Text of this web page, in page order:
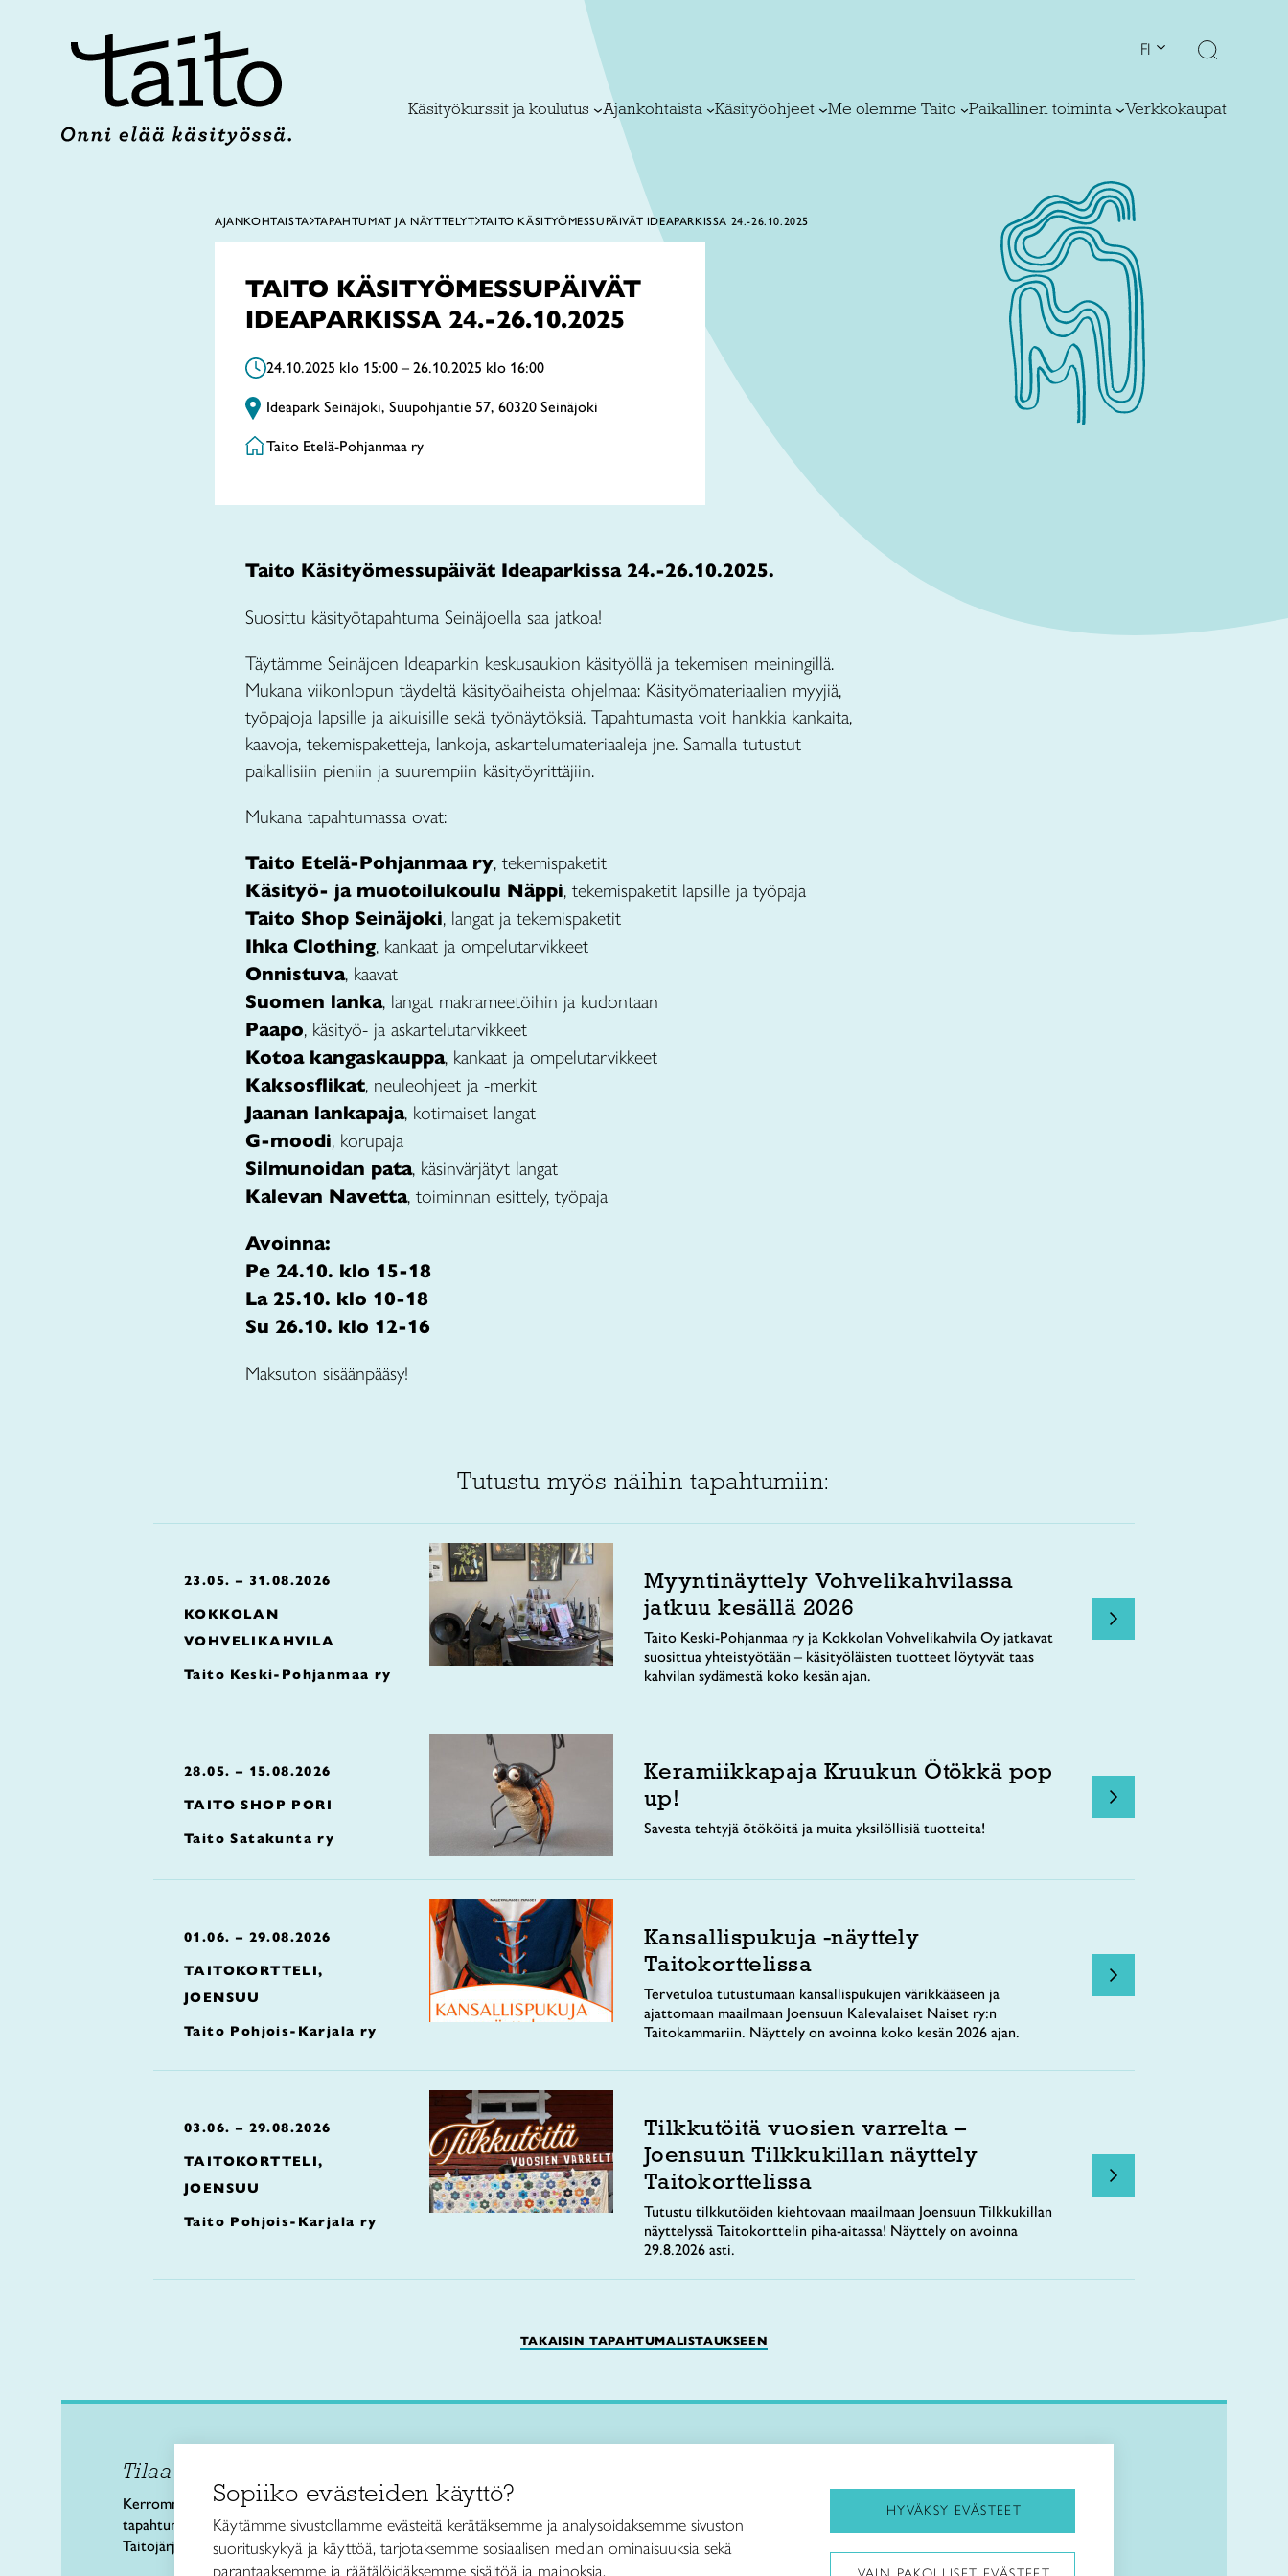
FI
Käsityökurssit ja koulutus Ajankohtaista Käsityöohjeet Me olemme Taito Paikallinen toiminta Verkkokaupat
AJANKOHTAISTA TAPAHTUMAT JA NÄYTTELYT TAITO KÄSITYÖMESSUPÄIVÄT IDEAPARKISSA 24.-26.10.2025
TAITO KÄSITYÖMESSUPÄIVÄT
IDEAPARKISSA 24.-26.10.2025
24.10.2025 klo 15:00 – 26.10.2025 klo 16:00
Ideapark Seinäjoki, Suupohjantie 57, 60320 Seinäjoki
Taito Etelä-Pohjanmaa ry
Taito Käsityömessupäivät Ideaparkissa 24.-26.10.2025.
Suosittu käsityötapahtuma Seinäjoella saa jatkoa!
Täytämme Seinäjoen Ideaparkin keskusaukion käsityöllä ja tekemisen meiningillä.
Mukana viikonlopun täydeltä käsityöaiheista ohjelmaa: Käsityömateriaalien myyjiä,
työpajoja lapsille ja aikuisille sekä työnäytöksiä. Tapahtumasta voit hankkia kankaita,
kaavoja, tekemispaketteja, lankoja, askartelumateriaaleja jne. Samalla tutustut
paikallisiin pieniin ja suurempiin käsityöyrittäjiin.
Mukana tapahtumassa ovat:
Taito Etelä-Pohjanmaa ry, tekemispaketit
Käsityö- ja muotoilukoulu Näppi, tekemispaketit lapsille ja työpaja
Taito Shop Seinäjoki, langat ja tekemispaketit
Ihka Clothing, kankaat ja ompelutarvikkeet
Onnistuva, kaavat
Suomen lanka, langat makrameetöihin ja kudontaan
Paapo, käsityö- ja askartelutarvikkeet
Kotoa kangaskauppa, kankaat ja ompelutarvikkeet
Kaksosflikat, neuleohjeet ja -merkit
Jaanan lankapaja, kotimaiset langat
G-moodi, korupaja
Silmunoidan pata, käsinvärjätyt langat
Kalevan Navetta, toiminnan esittely, työpaja
Avoinna:
Pe 24.10. klo 15-18
La 25.10. klo 10-18
Su 26.10. klo 12-16
Maksuton sisäänpääsy!
Tutustu myös näihin tapahtumiin:
23.05. – 31.08.2026
KOKKOLAN
VOHVELIKAHVILA
Taito Keski-Pohjanmaa ry
Myyntinäyttely Vohvelikahvilassa
jatkuu kesällä 2026
Taito Keski-Pohjanmaa ry ja Kokkolan Vohvelikahvila Oy jatkavat
suosittua yhteistyötään – käsityöläisten tuotteet löytyvät taas
kahvilan sydämestä koko kesän ajan.
28.05. – 15.08.2026
TAITO SHOP PORI
Taito Satakunta ry
Keramiikkapaja Kruukun Ötökkä pop
up!
Savesta tehtyjä ötököitä ja muita yksilöllisiä tuotteita!
01.06. – 29.08.2026
TAITOKORTTELI,
JOENSUU
Taito Pohjois-Karjala ry
Kansallispukuja -näyttely
Taitokorttelissa
Tervetuloa tutustumaan kansallispukujen värikkääseen ja
ajattomaan maailmaan Joensuun Kalevalaiset Naiset ry:n
Taitokammariin. Näyttely on avoinna koko kesän 2026 ajan.
03.06. – 29.08.2026
TAITOKORTTELI,
JOENSUU
Taito Pohjois-Karjala ry
Tilkkutöitä vuosien varrelta –
Joensuun Tilkkukillan näyttely
Taitokorttelissa
Tutustu tilkkutöiden kiehtovaan maailmaan Joensuun Tilkkukillan
näyttelyssä Taitokorttelin piha-aitassa! Näyttely on avoinna
29.8.2026 asti.
TAKAISIN TAPAHTUMALISTAUKSEEN
Tilaa uutiskirje
Kerromme käsityön valtakunnallisista
tapahtumista ja uutisista sekä
Taitojärjestön toiminnasta.
Käsi- ja taideteollisuusliitto Taito ry
Kalevankatu 61
00180 Helsinki
puh. 040 7525 160
Käsityöohjeet
Me olemme Taito
Kirjaudu Taitocampukseen
Taitoliitto:
Sopiiko evästeiden käyttö?
Käytämme sivustollamme evästeitä kerätäksemme ja analysoidaksemme sivuston
suorituskykyä ja käyttöä, tarjotaksemme sosiaalisen median ominaisuuksia sekä
parantaaksemme ja räätälöidäksemme sisältöä ja mainoksia.
HYVÄKSY EVÄSTEET